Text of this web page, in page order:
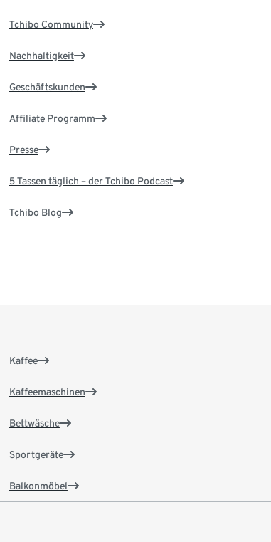
Tchibo Community
Nachhaltigkeit
Geschäftskunden
Affiliate Programm
Presse
5 Tassen täglich – der Tchibo Podcast
Tchibo Blog
Kaffee
Kaffeemaschinen
Bettwäsche
Sportgeräte
Balkonmöbel